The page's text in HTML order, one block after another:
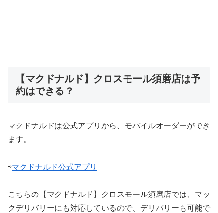
【マクドナルド】クロスモール須磨店は予
約はできる？
マクドナルドは公式アプリから、モバイルオーダーができ
ます。
⇨マクドナルド公式アプリ
こちらの【マクドナルド】クロスモール須磨店では、マッ
クデリバリーにも対応しているので、デリバリーも可能で